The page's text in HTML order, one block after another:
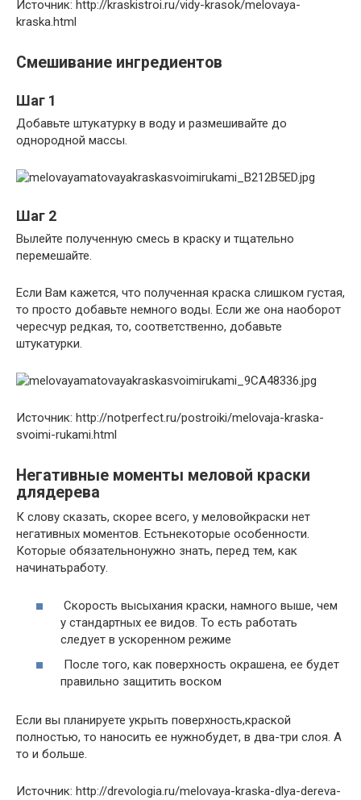
Источник: http://kraskistroi.ru/vidy-krasok/melovaya-
kraska.html
Смешивание ингредиентов
Шаг 1
Добавьте штукатурку в воду и размешивайте до
однородной массы.
Шаг 2
Вылейте полученную смесь в краску и тщательно
перемешайте.
Если Вам кажется, что полученная краска слишком густая,
то просто добавьте немного воды. Если же она наоборот
чересчур редкая, то, соответственно, добавьте
штукатурки.
Источник: http://notperfect.ru/postroiki/melovaja-kraska-
svoimi-rukami.html
Негативные моменты меловой краски
длядерева
К слову сказать, скорее всего, у меловойкраски нет
негативных моментов. Естьнекоторые особенности.
Которые обязательнонужно знать, перед тем, как
начинатьработу.
Скорость высыхания краски, намного выше, чем
у стандартных ее видов. То есть работать
следует в ускоренном режиме
После того, как поверхность окрашена, ее будет
правильно защитить воском
Если вы планируете укрыть поверхность,краской
полностью, то наносить ее нужнобудет, в два-три слоя. А
то и больше.
Источник: http://drevologia.ru/melovaya-kraska-dlya-dereva-